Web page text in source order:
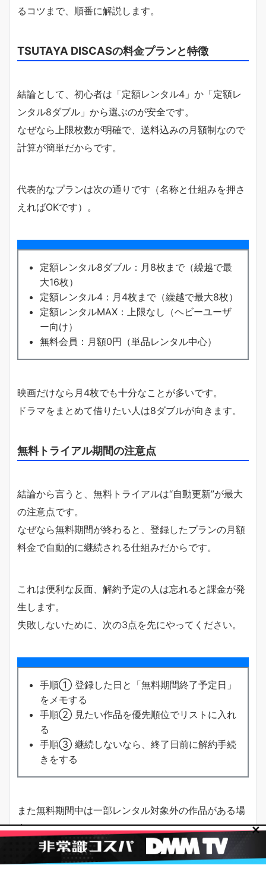
るコツまで、順番に解説します。
TSUTAYA DISCASの料金プランと特徴
結論として、初心者は「定額レンタル4」か「定額レ
ンタル8ダブル」から選ぶのが安全です。
なぜなら上限枚数が明確で、送料込みの月額制なので
計算が簡単だからです。
代表的なプランは次の通りです（名称と仕組みを押さ
えればOKです）。
定額レンタル8ダブル：月8枚まで（繰越で最
大16枚）
定額レンタル4：月4枚まで（繰越で最大8枚）
定額レンタルMAX：上限なし（ヘビーユーザ
ー向け）
無料会員：月額0円（単品レンタル中心）
映画だけなら月4枚でも十分なことが多いです。
ドラマをまとめて借りたい人は8ダブルが向きます。
無料トライアル期間の注意点
結論から言うと、無料トライアルは“自動更新”が最大
の注意点です。
なぜなら無料期間が終わると、登録したプランの月額
料金で自動的に継続される仕組みだからです。
これは便利な反面、解約予定の人は忘れると課金が発
生します。
失敗しないために、次の3点を先にやってください。
手順① 登録した日と「無料期間終了予定日」
をメモする
手順② 見たい作品を優先順位でリストに入れ
る
手順③ 継続しないなら、終了日前に解約手続
きをする
また無料期間中は一部レンタル対象外の作品がある場
合もあります。
気になる作品は早めにリストへ入れて確認するのが確
実です。
✕